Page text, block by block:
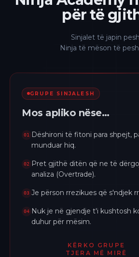
për të
Sinjalet të japin
Ninja të mëson të
GRUPE SINJALESH
Mos apliko nëse…
01
Dëshironi të fitoni para shpejt,
munduar hiq.
02
Pret gjithë ditën që ne të
analiza (Overtrade).
03 Je përson rrezikues që s'ndjek
04 Nuk je në gjendje t'i kushtosh
duhur për mësim.
KËRKO GRUPE
TJERA MË MIRË